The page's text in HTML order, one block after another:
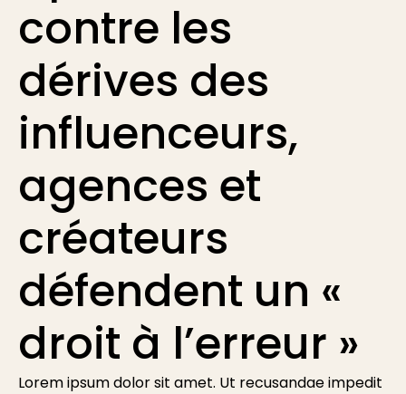
contre les
dérives des
influenceurs,
agences et
créateurs
défendent un «
droit à l’erreur »
Lorem ipsum dolor sit amet. Ut recusandae impedit